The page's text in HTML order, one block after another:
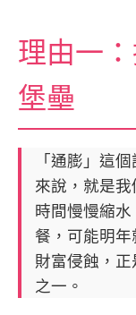
理由一
堡壘
「通膨」這
來說，就是
時間慢慢縮
餐，可能明
財富侵蝕，
之一。